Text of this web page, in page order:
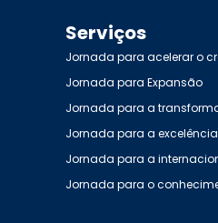
Serviços
Jornada para acelerar o
Jornada para Expansão
Jornada para a
Jornada para a excelência
Jornada para a
Jornada para o